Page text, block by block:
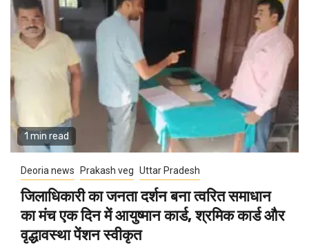
1 min read
Deoria news Prakash veg Uttar Pradesh
जिलाधिकारी का जनता दर्शन बना त्वरित समाधान
का मंच एक दिन में आयुष्मान कार्ड, श्रमिक कार्ड और
वृद्धावस्था पेंशन स्वीकृत